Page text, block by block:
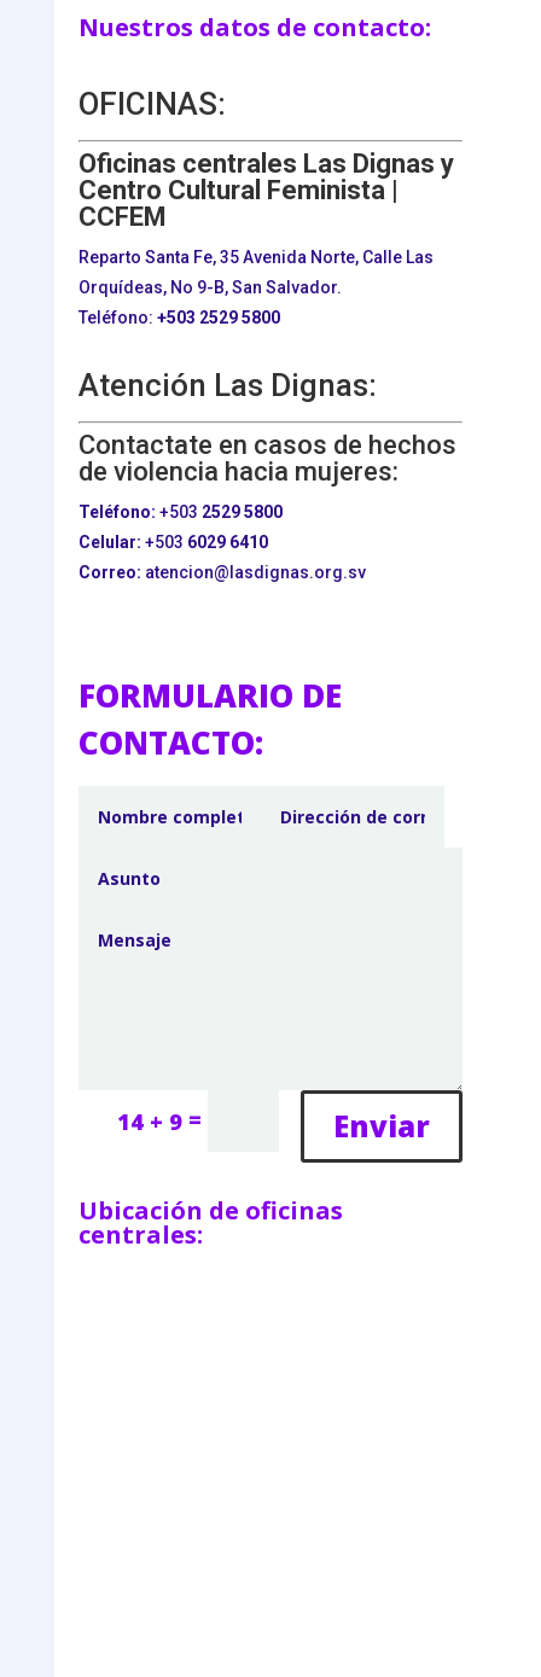
Nuestros datos de contacto:
OFICINAS:
Oficinas centrales Las Dignas y
Centro Cultural Feminista |
CCFEM
Reparto Santa Fe, 35 Avenida Norte, Calle Las
Orquídeas, No 9-B, San Salvador.
Teléfono: +503 2529 5800
Atención Las Dignas:
Contactate en casos de hechos
de violencia hacia mujeres:
Teléfono: +503 2529 5800
Celular: +503 6029 6410
Correo: atencion@lasdignas.org.sv
FORMULARIO DE
CONTACTO:
14 + 9 = Enviar
Ubicación de oficinas
centrales: